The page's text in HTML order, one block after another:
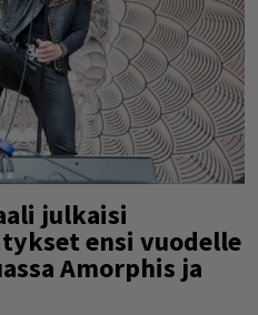
julkaisi
ensi vuodelle
Amorphis ja